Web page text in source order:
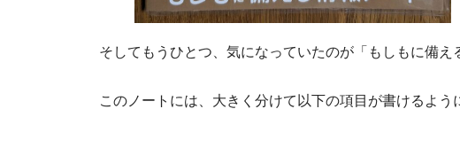
そしてもうひとつ、気になっていたのが「もしもに備え
このノートには、大きく分けて以下の項目が書けるよう